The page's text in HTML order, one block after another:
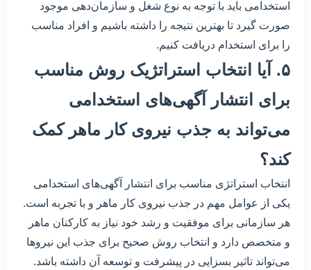
استخدامی باید با توجه به نوع شغل و سازمان‌دهی موجود
صورت گیرد تا بهترین نتیجه را داشته باشیم و افراد مناسب
را برای استخدام دریافت کنیم.
۵. آیا انتخاب استراتژیک روش مناسب
برای انتشار آگهی‌های استخدامی
می‌تواند به جذب نیروی کار ماهر کمک
کند؟
انتخاب استراتژی مناسب برای انتشار آگهی‌های استخدامی
یکی از عوامل مهم در جذب نیروی کار ماهر و با تجربه است.
هر سازمانی برای موفقیت و رشد خود نیاز به کارکنان ماهر
و متخصص دارد و انتخاب روش صحیح برای جذب این نیروها
می‌تواند تاثیر بسزایی در پیشرفت و توسعه آن داشته باشد.